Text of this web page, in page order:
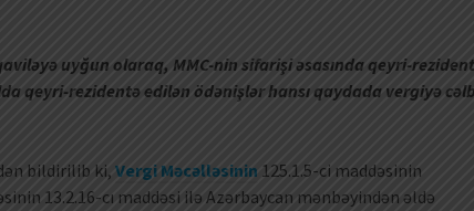
uyğun olaraq, MMC-nin sifarişi əsasında qeyri-rezident
qeyri-rezidentə edilən ödənişlər hansı qaydada vergiyə
bildirilib ki, Vergi Məcəlləsinin 125.1.5-ci maddəsinin
13.2.16-cı maddəsi ilə Azərbaycan mənbəyindən əldə